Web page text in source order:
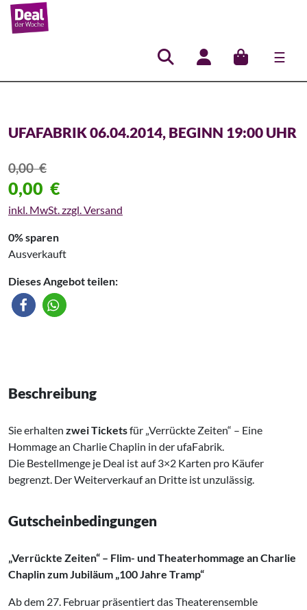
☰
Hauptnavigation
UFAFABRIK 06.04.2014, BEGINN 19:00 UHR
0,00€
0,00 €
inkl. MwSt. zzgl. Versand
0% sparen
Ausverkauft
Dieses Angebot teilen:
Beschreibung
Sie erhalten zwei Ticketsfür „Verrückte Zeiten“ – Eine
Hommage an Charlie Chaplin in der ufaFabrik.
Die Bestellmenge je Deal ist auf 3×2 Karten pro Käufer
begrenzt. Der Weiterverkauf an Dritte ist unzulässig.
Gutscheinbedingungen
„Verrückte Zeiten“ – Flim- und Theaterhommage an Charlie
Chaplin zum Jubiläum „100 Jahre Tramp“
Ab dem 27. Februar präsentiert das Theaterensemble